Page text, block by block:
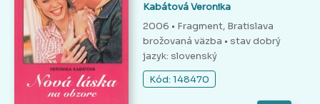
Kabátová Veronika
2006 • Fragment, Bratislava
brožovaná väzba • stav dobrý
jazyk: slovenský
Kód: 148470